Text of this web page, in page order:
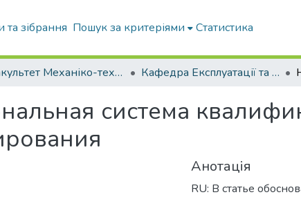
зібрання Пошук за критеріями Статистика
Факультет Механіко-технологічний Кафедра Експлуатації та технічного сервісу машин
система
Анотація
RU: В статье